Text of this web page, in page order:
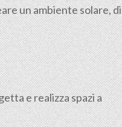
un ambiente solare, di
e realizza spazi a